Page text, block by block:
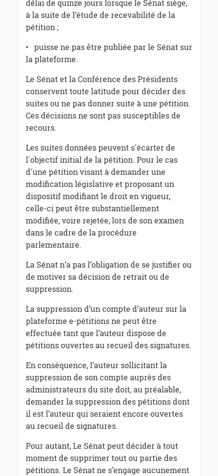
délai de quinze jours lorsque le Sénat siège,
à la suite de l’étude de recevabilité de la
pétition ;
• puisse ne pas être publiée par le Sénat sur
la plateforme.
Le Sénat et la Conférence des Présidents
conservent toute latitude pour décider des
suites ou ne pas donner suite à une pétition.
Ces décisions ne sont pas susceptibles de
recours.
Les suites données peuvent s'écarter de
l'objectif initial de la pétition. Pour le cas
d'une pétition visant à demander une
modification législative et proposant un
dispositif modifiant le droit en vigueur,
celle-ci peut être substantiellement
modifiée, voire rejetée, lors de son examen
dans le cadre de la procédure
parlementaire.
La Sénat n’a pas l’obligation de se justifier ou
de motiver sa décision de retrait ou de
suppression.
La suppression d’un compte d’auteur sur la
plateforme e-pétitions ne peut être
effectuée tant que l’auteur dispose de
pétitions ouvertes au recueil des signatures.
En conséquence, l’auteur sollicitant la
suppression de son compte auprès des
administrateurs du site doit, au préalable,
demander la suppression des pétitions dont
il est l’auteur qui seraient encore ouvertes
au recueil de signatures.
Pour autant, Le Sénat peut décider à tout
moment de supprimer tout ou partie des
pétitions. Le Sénat ne s’engage aucunement